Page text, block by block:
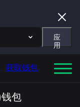
应
用
获取钱包
包